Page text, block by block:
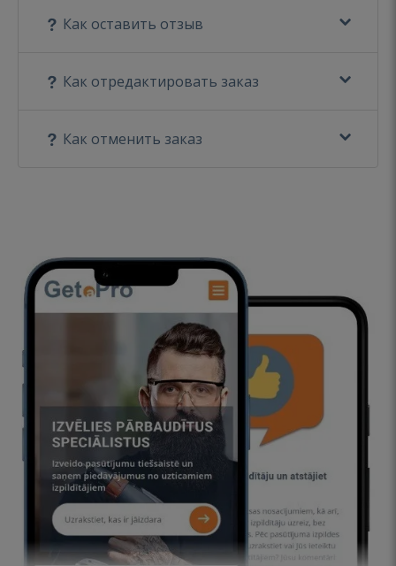
Как оставить отзыв
Как отредактировать заказ
Как отменить заказ